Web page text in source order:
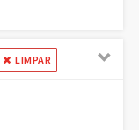
LIMPAR